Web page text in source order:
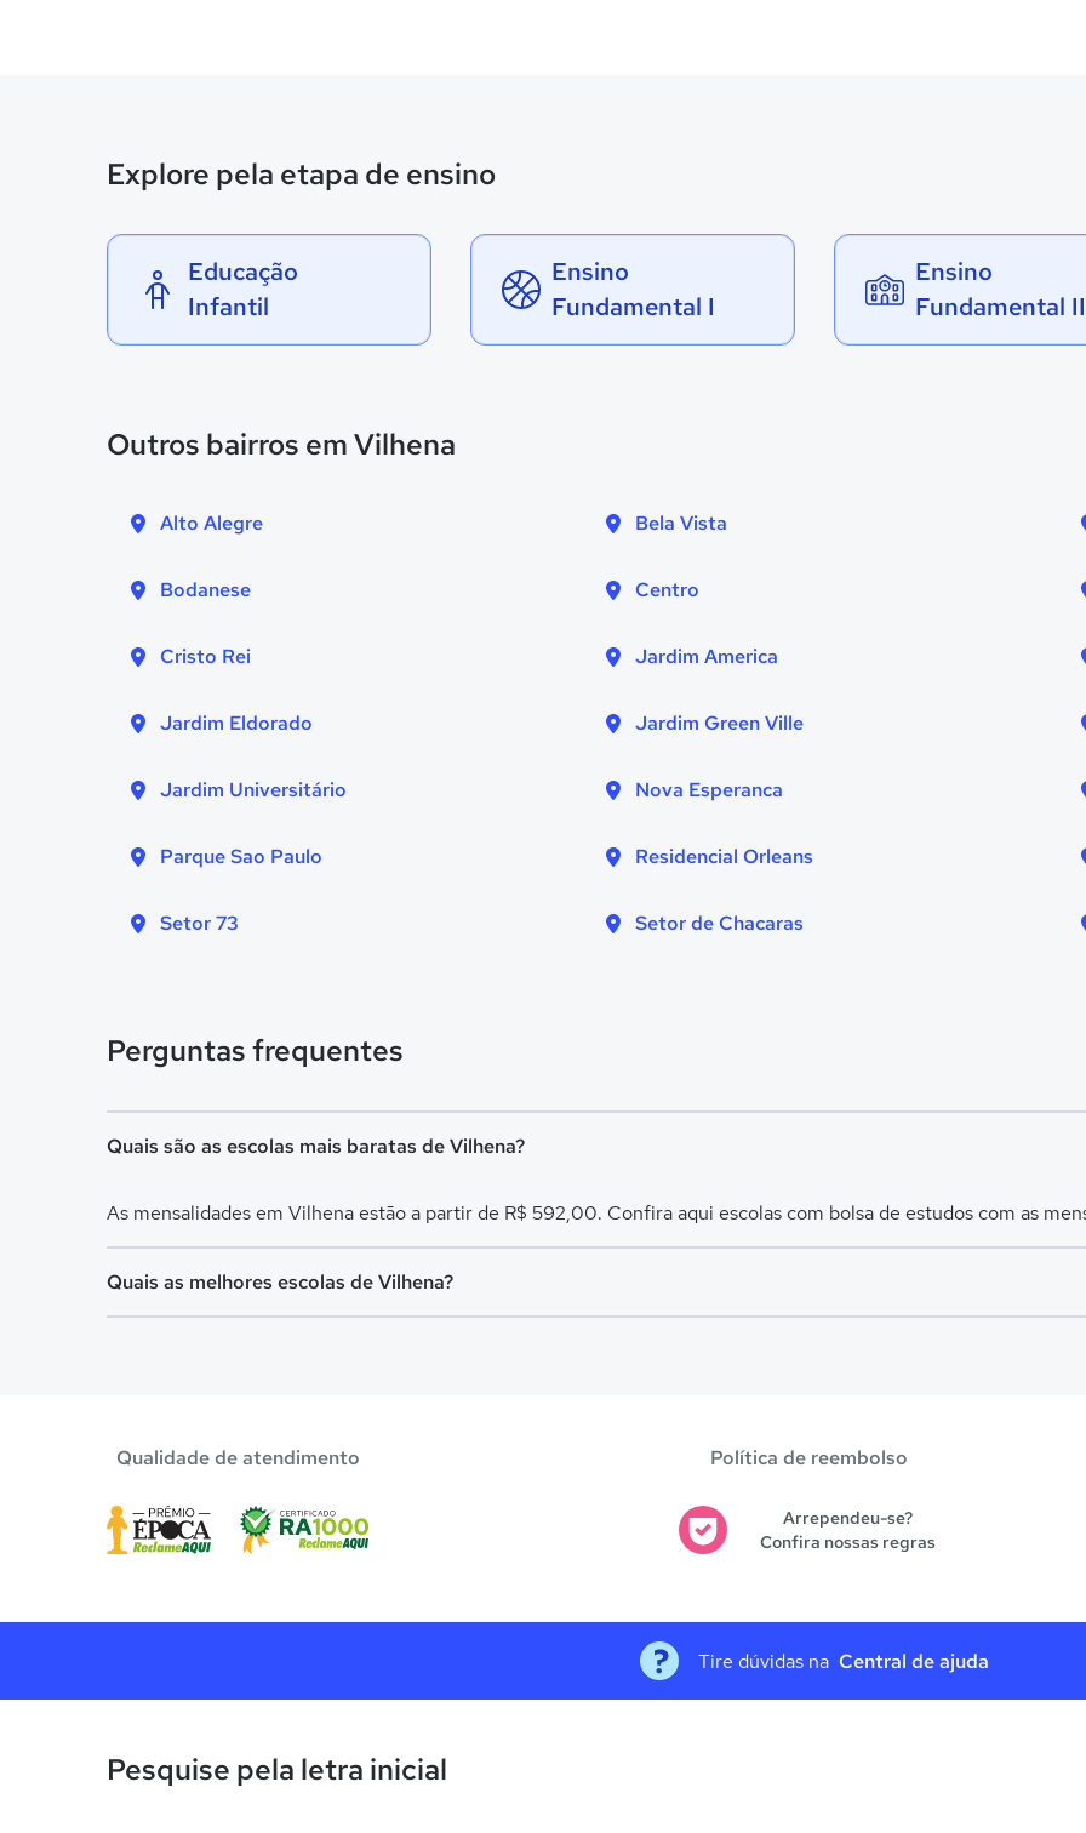
Explore pela etapa de ensino
Educação
Infantil
Ensino
Fundamental I
Ensino
Fundamental II
Outros bairros em Vilhena
Alto Alegre Bela Vista
Bodanese Centro
Cristo Rei Jardim America
Jardim Eldorado Jardim Green Ville
Jardim Universitário Nova Esperanca
Parque Sao Paulo Residencial Orleans
Setor 73 Setor de Chacaras
Perguntas frequentes
Quais são as escolas mais baratas de Vilhena?
As mensalidades em Vilhena estão a partir de R$ 592,00. Confira aqui escolas com bolsa de estudos com as
Quais as melhores escolas de Vilhena?
Qualidade de atendimento Política de reembolso
Arrependeu-se?
Confira nossas regras
Tire dúvidas na Central de ajuda
Pesquise pela letra inicial